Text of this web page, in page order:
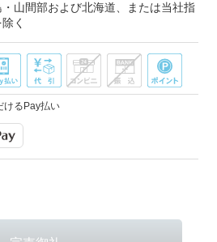
山間部および北海道、または当社指
く
けるPay払い